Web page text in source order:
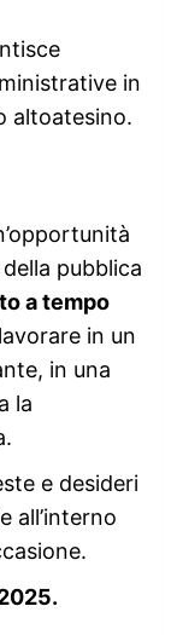
in
altoatesino.
pubblica
a tempo
in un
in una
la
e desideri
all’interno